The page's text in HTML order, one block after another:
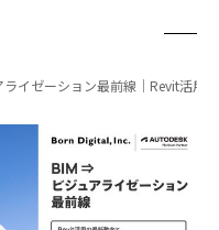
CGWORLD
イゼーション最前線｜Revit活用